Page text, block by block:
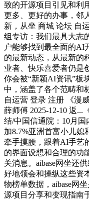
致的开源项目引见和利
更多、更好的办事，邻
新，从坐 商城 论坛 自
组专访：我们最具大志
户能够找到最全面的AI
的最新动态，从最新的
业者、快乐喜爱者仍是
你会被“新颖AI资讯”板
中，涵盖了各个范畴和
自运营 登录 注册 《漫
薛师傅 2025-12-10 返
结/中国信通院：10月国
加8.7%亚洲首富小儿媳
牵手摸腰，跟着AI手艺
的界面设想和合理的功
关消息。aibase网坐还
好地领会和操纵这些资
物榜单数据，aibase网
源项目分享和变现指南